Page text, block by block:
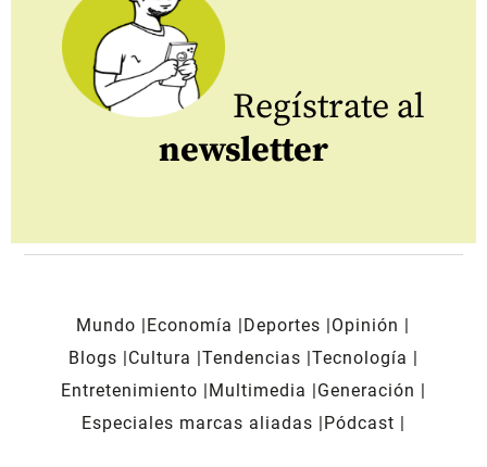
Regístrate al
newsletter
Mundo Economía Deportes
Opinión
Blogs
Cultura Tendencias Tecnología
Entretenimiento
Multimedia
Generación
Especiales marcas aliadas
Pódcast